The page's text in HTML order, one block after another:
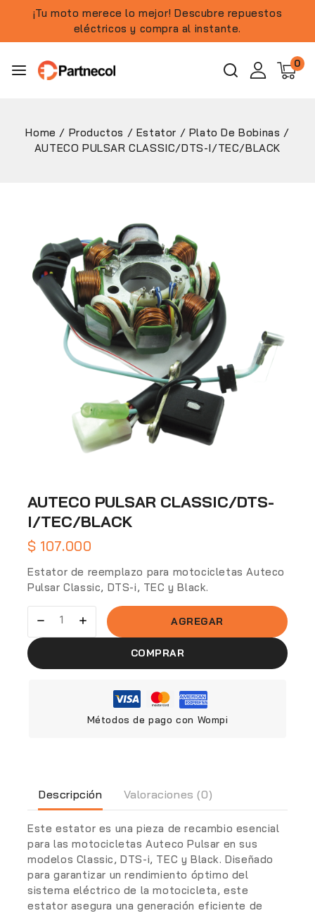
¡Tu moto merece lo mejor! Descubre repuestos
eléctricos y compra al instante.
0
Home / Productos / Estator / Plato De Bobinas /
AUTECO PULSAR CLASSIC/DTS-I/TEC/BLACK
AUTECO PULSAR CLASSIC/DTS-
I/TEC/BLACK
$ 107.000
Estator de reemplazo para motocicletas Auteco
Pulsar Classic, DTS-i, TEC y Black.
AGREGAR
COMPRAR
Métodos de pago con Wompi
Descripción Valoraciones (0)
Este estator es una pieza de recambio esencial
para las motocicletas Auteco Pulsar en sus
modelos Classic, DTS-i, TEC y Black. Diseñado
para garantizar un rendimiento óptimo del
sistema eléctrico de la motocicleta, este
estator asegura una generación eficiente de